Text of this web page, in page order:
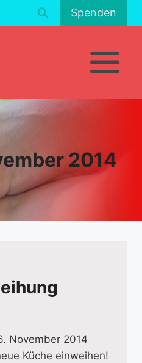
Spenden
2014
November 2014
Küche einweihen!